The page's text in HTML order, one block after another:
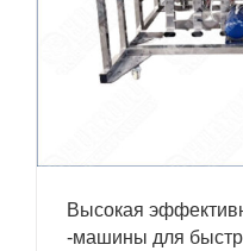
Высокая
-машины для